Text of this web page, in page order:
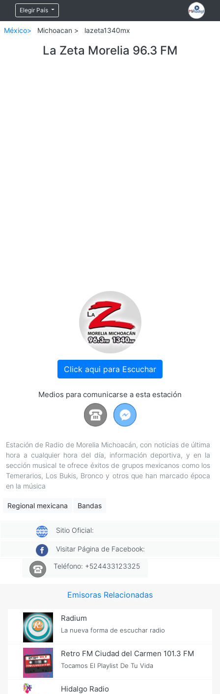
Elegir País
México> Michoacan > lazeta1340mx
La Zeta Morelia 96.3 FM
Click aqui para Escuchar
Medios para comunicarse a esta estación
Estación de Radio de Morelia Michoacán, con noticias de última
hora a cualquier hora del día, información deportiva, y en la
sección musical te ofrece éxitos de grupos mexicanos como los
Temerarios, Los Bukis, Bronco y otros que han marcado época
en la música
Regional mexicana Bandas
Sitio Oficial:
Visitar Página de Facebook:
Teléfono: +524433123325
Emisoras Relacionadas
Radium
La nueva forma de escuchar radio
Retro FM Ciudad del Carmen 101.3 FM
Tocamos El Playlist De Tu Vida
Hidalgo Radio